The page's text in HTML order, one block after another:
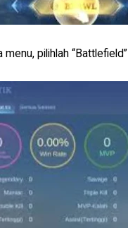
pilihlah “Battlefield”